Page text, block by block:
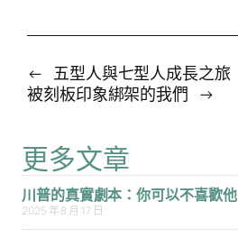
← 五型人與七型人成長之旅
被刻板印象綁架的我們 →
更多文章
川普的真實劇本：你可以不喜歡
2025 年 8 月 17 日